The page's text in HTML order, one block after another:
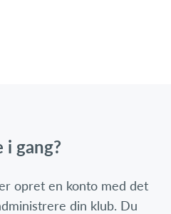
i gang?
opret en konto med det
din klub. Du